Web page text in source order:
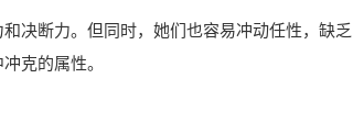
决断力。但同时，她们也容易冲动任性，缺乏
克的属性。